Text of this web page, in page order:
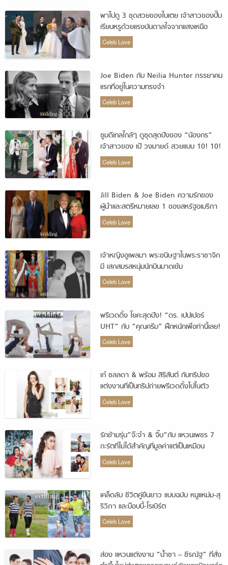
พาไปดู 3 ชุดสวยของใบเตย เจ้าสาวของปั๊บ
เรียบหรูด้วยแรงบันดาลใจจากแสงเหนือ
Celeb Love
Joe Biden กับ Neilia Hunter ภรรยาคน
แรกที่อยู่ในความทรงจำ
Celeb Love
ซูมดีเทลใกล้ๆ ดูชุดสุดปังของ “น้องกร”
เจ้าสาวของ เป้ วงมายด์ สวยแบบ 10! 10!
10!
Celeb Love
Jill Biden & Joe Biden ความรักของ
ผู้นำและสตรีหมายเลข 1 ของสหรัฐอเมริกา
Celeb Love
เจ้าหญิงอูเพลมา พระขนิษฐาในพระราชาจิก
มี เสกสมรสหนุ่มนักบินมาดเข้ม
Celeb Love
พรีเวดดิ้ง โยคะสุดปัง! “ดร. เปปเปอร์
UHT” กับ “คุณครีม” ฝึกหนักเพื่อท่านี้เลย!
Celeb Love
เก๋ ชลลดา & พร้อม สิริสันต์ กับทริปขอ
แต่งงานที่เป็นทริปถ่ายพรีเวดดิ้งไปในตัว
Celeb Love
รักข้ามรุ่น”จ๊ะจ๋า & จิ๊บ”กับ แหวนเพชร 7
กะรัตที่ไม่ได้สำคัญที่มูลค่าแต่เป็นเหมือน
สัญญาใจ
Celeb Love
เคล็ดลับ ชีวิตคู่ยืนยาว แบบฉบับ หนูแหม่ม-สุ
ริวิภา และบ๊อบบี้-โรเบิร์ต
Celeb Love
ส่อง แหวนแต่งงาน “น้ำชา – ชีรณัฐ” ที่สั่ง